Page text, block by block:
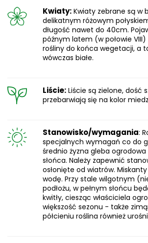
Kwiaty: Kwiaty zebrane są w
delikatnym różowym
długość nawet do 40cm.
późnym latem (w połowie
rośliny do końca wegetacji, a
wówczas białe.
Liście: Liście są zielone, dość
przebarwiają się na kolor
Stanowisko/wymagania:
specjalnych wymagań co do
średnio żyzna gleba
słońca. Należy zapewnić
osłonięte od wiatrów.
wodę. Przy stale wilgotnym
podłożu, w pełnym słońcu
kwitły, ciesząc właściciela
większość sezonu - także
półcieniu roślina również